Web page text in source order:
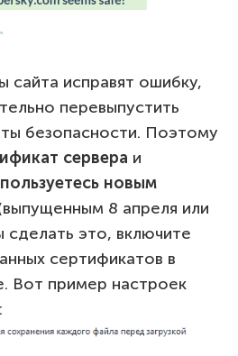
сайта исправят ошибку,
перевыпустить
безопасности. Поэтому
сервера и
пользуетесь новым
8 апреля или
сделать это, включите
сертификатов в
Вот пример настроек